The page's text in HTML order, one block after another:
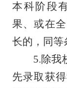
本科阶段
果、或在
长的，同等
5.除我
先录取获